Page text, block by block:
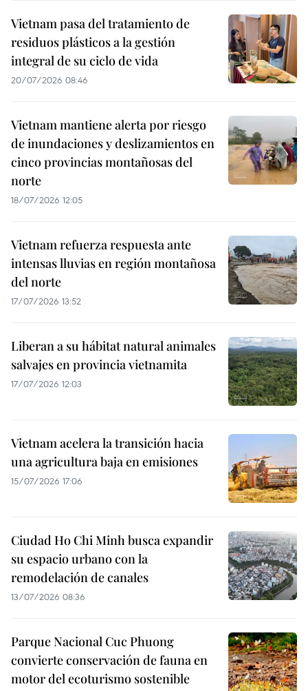
Vietnam pasa del tratamiento de
residuos plásticos a la gestión
integral de su ciclo de vida
20/07/2026 08:46
Vietnam mantiene alerta por riesgo
de inundaciones y deslizamientos en
cinco provincias montañosas del
norte
18/07/2026 12:05
Vietnam refuerza respuesta ante
intensas lluvias en región montañosa
del norte
17/07/2026 13:52
Liberan a su hábitat natural animales
salvajes en provincia vietnamita
17/07/2026 12:03
Vietnam acelera la transición hacia
una agricultura baja en emisiones
15/07/2026 17:06
Ciudad Ho Chi Minh busca expandir
su espacio urbano con la
remodelación de canales
13/07/2026 08:36
Parque Nacional Cuc Phuong
convierte conservación de fauna en
motor del ecoturismo sostenible